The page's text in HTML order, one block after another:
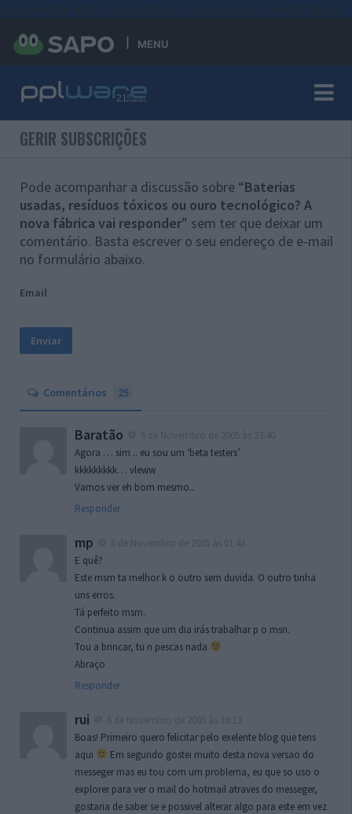
MENU
GERIR SUBSCRIÇÕES
Pode acompanhar a discussão sobre “Baterias
usadas, resíduos tóxicos ou ouro tecnológico? A
nova fábrica vai responder” sem ter que deixar um
comentário. Basta escrever o seu endereço de e-mail
no formulário abaixo.
Email
Comentários 25
Baratão
Agora … sim .. eu sou um ‘beta testers’
kkkkkkkkk… vleww
Vamos ver eh bom mesmo..
Responder
mp
E quê?
Este msm ta melhor k o outro sem duvida. O outro tinha
uns erros.
Tá perfeito msm.
Continua assim que um dia irás trabalhar p o msn.
Tou a brincar, tu n pescas nada
Abraço
Responder
rui
Boas! Primeiro quero felicitar pelo exelente blog que tens
aqui
Em segundo gostei muito desta nova versao do
messeger mas eu tou com um problema, eu que so uso o
explorer para ver o mail do hotmail atraves do messeger,
gostaria de saber se e possivel alterar algo para este em vez